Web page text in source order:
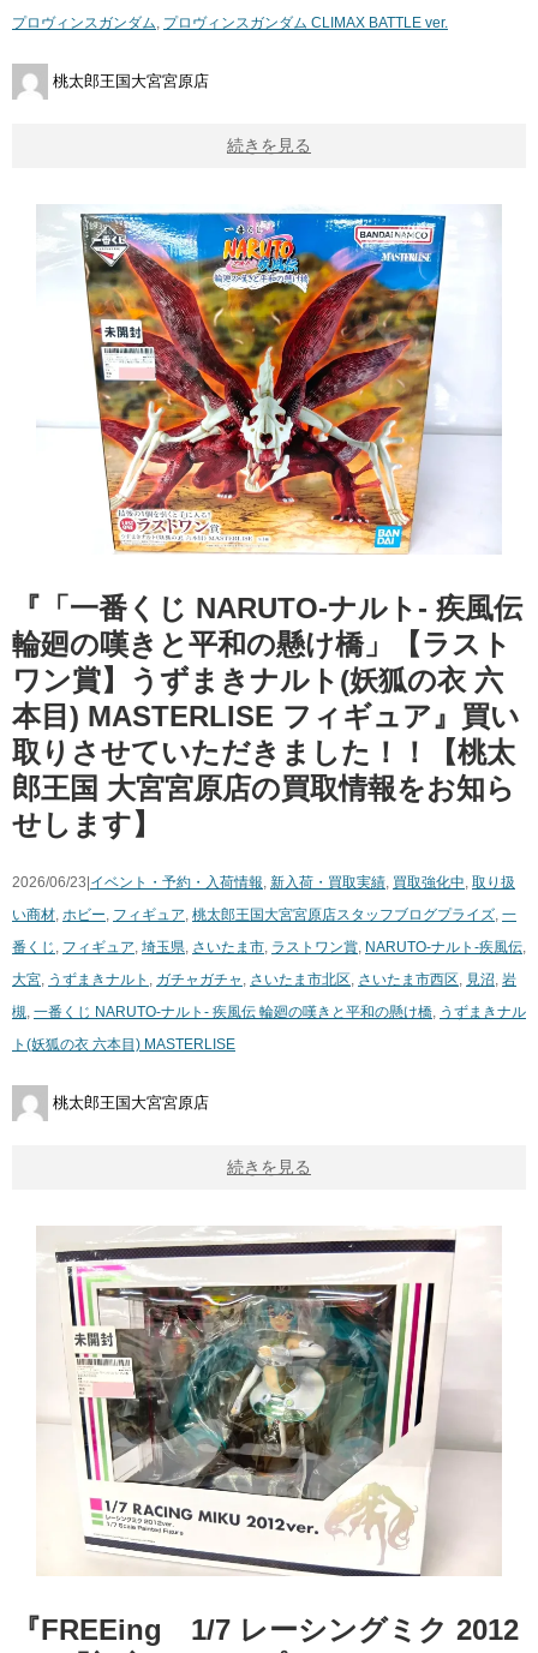
プロヴィンスガンダム, プロヴィンスガンダム CLIMAX BATTLE ver.
桃太郎王国大宮宮原店
続きを見る
『「一番くじ NARUTO-ナルト- 疾風伝
輪廻の嘆きと平和の懸け橋」【ラスト
ワン賞】うずまきナルト(妖狐の衣 六
本目) MASTERLISE フィギュア』買い
取りさせていただきました！！【桃太
郎王国 大宮宮原店の買取情報をお知ら
せします】
2026/06/23| イベント・予約・入荷情報, 新入荷・買取実績, 買取強化中, 取り扱
い商材, ホビー, フィギュア, 桃太郎王国大宮宮原店スタッフブログプライズ, 一
番くじ , フィギュア, 埼玉県, さいたま市, ラストワン賞, NARUTO-ナルト-疾風伝,
大宮, うずまきナルト , ガチャガチャ , さいたま市北区, さいたま市西区, 見沼, 岩
槻, 一番くじ NARUTO-ナルト- 疾風伝 輪廻の嘆きと平和の懸け橋, うずまきナル
ト(妖狐の衣 六本目) MASTERLISE
桃太郎王国大宮宮原店
続きを見る
『FREEing 1/7 レーシングミク 2012